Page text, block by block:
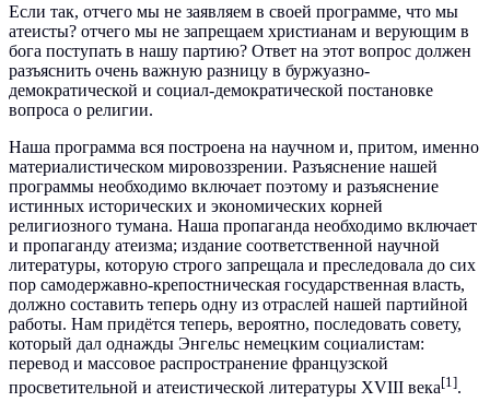
Если так, отчего мы не заявляем в своей программе, что мы
атеисты? отчего мы не запрещаем христианам и верующим в
бога поступать в нашу партию? Ответ на этот вопрос должен
разъяснить очень важную разницу в буржуазно-
демократической и социал-демократической постановке
вопроса о религии.
Наша программа вся построена на научном и, притом, именно
материалистическом мировоззрении. Разъяснение нашей
программы необходимо включает поэтому и разъяснение
истинных исторических и экономических корней
религиозного тумана. Наша пропаганда необходимо включает
и пропаганду атеизма; издание соответственной научной
литературы, которую строго запрещала и преследовала до сих
пор самодержавно-крепостническая государственная власть,
должно составить теперь одну из отраслей нашей партийной
работы. Нам придётся теперь, вероятно, последовать совету,
который дал однажды Энгельс немецким социалистам:
перевод и массовое распространение французской
просветительной и атеистической литературы XVIII века[1].